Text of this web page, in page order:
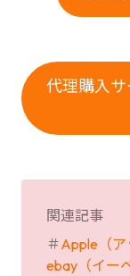
代理購入
関連記事
＃Apple（
ebay（イー